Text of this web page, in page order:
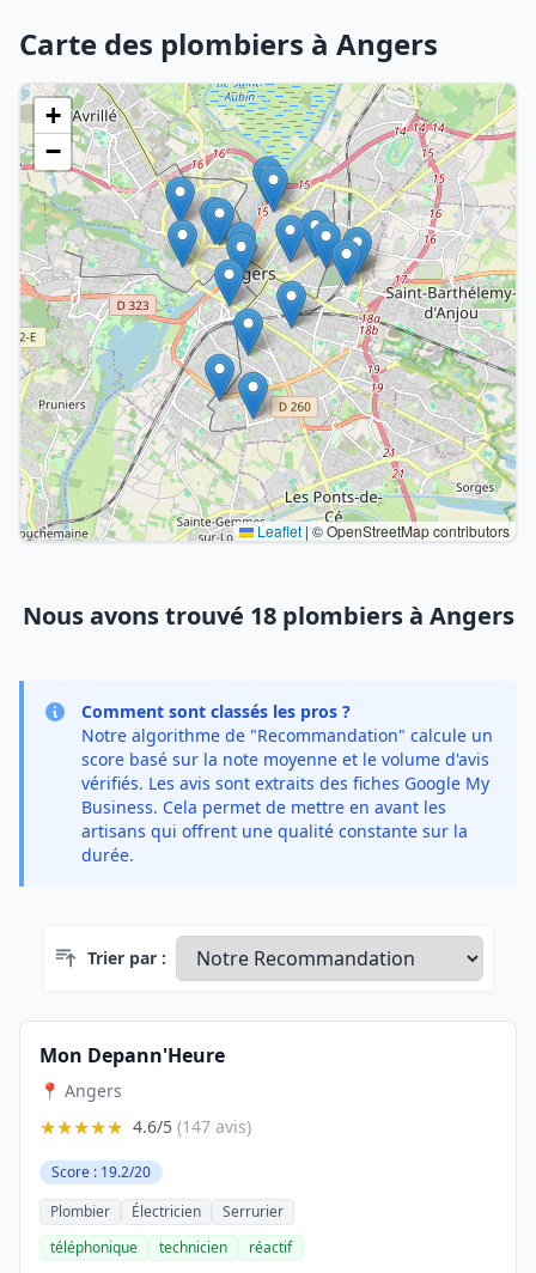
Carte des plombiers à Angers
+
−
Leaflet | © OpenStreetMap contributors
Nous avons trouvé 18 plombiers à Angers
Comment sont classés les pros ?
Notre algorithme de "Recommandation" calcule un
score basé sur la note moyenne et le volume d'avis
vérifiés. Les avis sont extraits des fiches Google My
Business. Cela permet de mettre en avant les
artisans qui offrent une qualité constante sur la
durée.
Trier par :
Mon Depann'Heure
📍 Angers
★★★★★ 4.6/5 (147 avis)
Score : 19.2/20
Plombier
Électricien
Serrurier
téléphonique
technicien réactif